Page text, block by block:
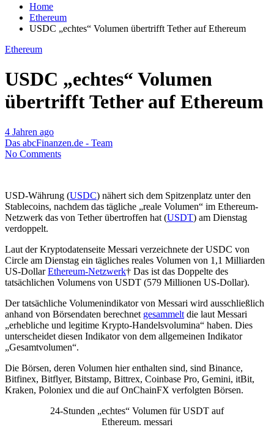
Home
Ethereum
USDC „echtes“ Volumen übertrifft Tether auf Ethereum
Ethereum
USDC „echtes“ Volumen
übertrifft Tether auf Ethereum
4 Jahren ago
Das abcFinanzen.de - Team
No Comments
USD-Währung (USDC) nähert sich dem Spitzenplatz unter den
Stablecoins, nachdem das tägliche „reale Volumen“ im Ethereum-
Netzwerk das von Tether übertroffen hat (USDT) am Dienstag
verdoppelt.
Laut der Kryptodatenseite Messari verzeichnete der USDC von
Circle am Dienstag ein tägliches reales Volumen von 1,1 Milliarden
US-DollarEthereum-Netzwerk† Das ist das Doppelte des
tatsächlichen Volumens von USDT (579 Millionen US-Dollar).
Der tatsächliche Volumenindikator von Messari wird ausschließlich
anhand von Börsendaten berechnet gesammelt die laut Messari
„erhebliche und legitime Krypto-Handelsvolumina“ haben. Dies
unterscheidet diesen Indikator von dem allgemeinen Indikator
„Gesamtvolumen“.
Die Börsen, deren Volumen hier enthalten sind, sind Binance,
Bitfinex, Bitflyer, Bitstamp, Bittrex, Coinbase Pro, Gemini, itBit,
Kraken, Poloniex und die auf OnChainFX verfolgten Börsen.
24-Stunden „echtes“ Volumen für USDT auf
Ethereum. messari